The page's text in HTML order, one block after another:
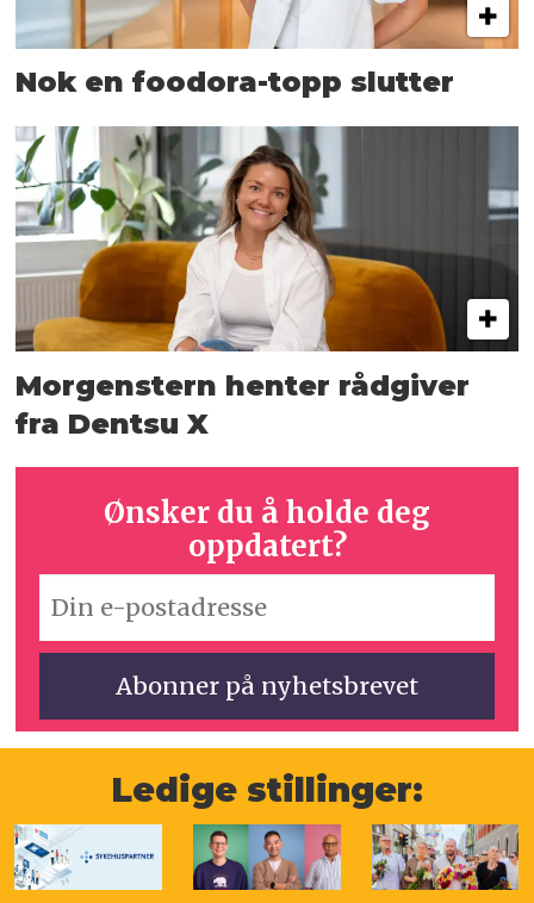
Nok en foodora-topp slutter
Morgenstern henter rådgiver
fra Dentsu X
Ønsker du å holde deg
oppdatert?
Ledige stillinger: